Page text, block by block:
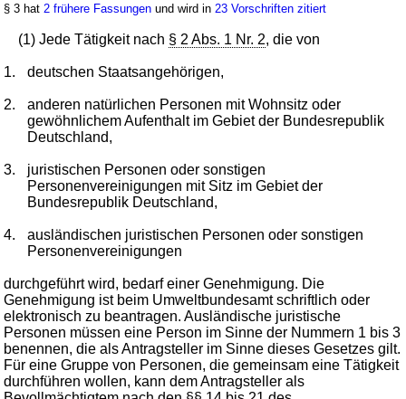
§ 3 hat 2 frühere Fassungen und wird in 23 Vorschriften zitiert
(1) Jede Tätigkeit nach § 2 Abs. 1 Nr. 2, die von
1. deutschen Staatsangehörigen,
2.
anderen natürlichen Personen mit Wohnsitz oder
gewöhnlichem Aufenthalt im Gebiet der Bundesrepublik
Deutschland,
3.
juristischen Personen oder sonstigen
Personenvereinigungen mit Sitz im Gebiet der
Bundesrepublik Deutschland,
4.
ausländischen juristischen Personen oder sonstigen
Personenvereinigungen
durchgeführt wird, bedarf einer Genehmigung. Die
Genehmigung ist beim Umweltbundesamt schriftlich oder
elektronisch zu beantragen. Ausländische juristische
Personen müssen eine Person im Sinne der Nummern 1 bis 3
benennen, die als Antragsteller im Sinne dieses Gesetzes gilt.
Für eine Gruppe von Personen, die gemeinsam eine Tätigkeit
durchführen wollen, kann dem Antragsteller als